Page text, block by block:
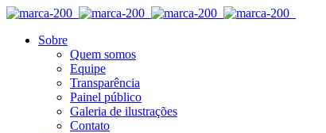
Sobre
Quem somos
Equipe
Transparência
Painel público
Galeria de ilustrações
Contato